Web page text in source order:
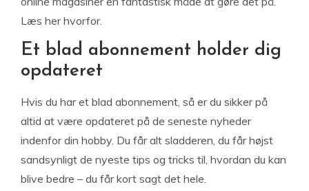
Læs her hvorfor.
Et blad abonnement holder dig
opdateret
Hvis du har et blad abonnement, så er du sikker på
altid at være opdateret på de seneste nyheder
indenfor din hobby. Du får alt sladderen, du får højst
sandsynligt de nyeste tips og tricks til, hvordan du kan
blive bedre – du får kort sagt det hele.